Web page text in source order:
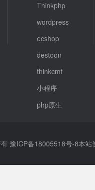
Thinkphp
wordpress
ecshop
destoon
thinkcmf
小程序
php原生
豫ICP备18005518号-8本站